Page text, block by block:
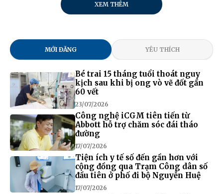
XEM THÊM
MỚI ĐĂNG YÊU THÍCH
Bé trai 15 tháng tuổi thoát nguy
kịch sau khi bị ong vò vẽ đốt gần
60 vết
23/07/2026
Công nghệ iCGM tiên tiến từ
Abbott hỗ trợ chăm sóc đái tháo
đường
17/07/2026
Tiện ích y tế số đến gần hơn với
cộng đồng qua Trạm Công dân số
đầu tiên ở phố đi bộ Nguyễn Huệ
17/07/2026